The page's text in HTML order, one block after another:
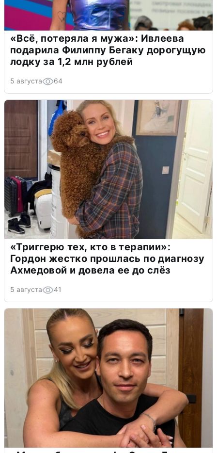
«Всё, потеряла я мужа»: Ивлеева
подарила Филиппу Бегаку дорогущую
лодку за 1,2 млн рублей
5 августа 64
«Триггерю тех, кто в терапии»:
Гордон жестко прошлась по диагнозу
Ахмедовой и довела ее до слёз
5 августа 41